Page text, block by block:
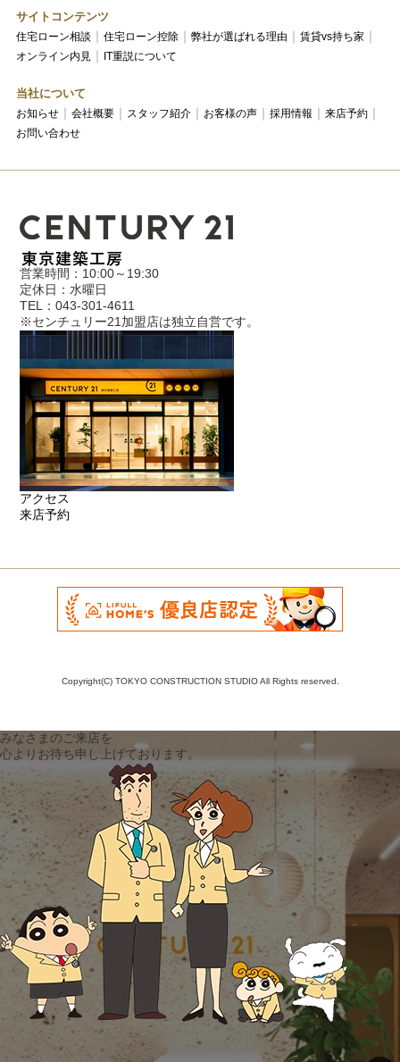
サイトコンテンツ
住宅ローン相談 住宅ローン控除 弊社が選ばれる理由
賃貸vs持ち家
オンライン内見
IT重説について
当社について
お知らせ 会社概要 スタッフ紹介 お客様の声 採用情報
来店予約
お問い合わせ
営業時間：10:00～19:30
定休日：水曜日
TEL：043-301-4611
※センチュリー21加盟店は独立自営です。
アクセス
来店予約
Copyright(C) TOKYO CONSTRUCTION STUDIO All Rights reserved.
みなさまのご来店を
心よりお待ち申し上げております。